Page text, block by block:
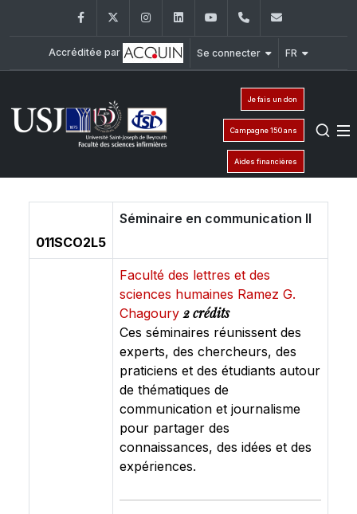
FacebookTwitter InstagramLinkedInYouTube+961 (1) 421 240
Accréditée par Se connecter FR
Je fais un don
Campagne 150 ans
Aides financières
011SCO2L5
Séminaire en communication II
Faculté des lettres et des
sciences humaines Ramez G.
Chagoury2 crédits
Ces séminaires réunissent des
experts, des chercheurs, des
praticiens et des étudiants autour
de thématiques de
communication et journalisme
pour partager des
connaissances, des idées et des
expériences.